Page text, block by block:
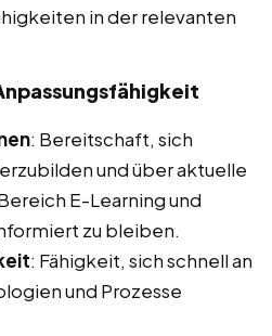
in der relevanten
: Bereitschaft, sich
und über aktuelle
E-Learning und
zu bleiben.
: Fähigkeit, sich schnell an
und Prozesse